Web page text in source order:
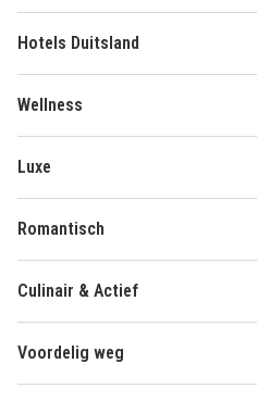
Hotels Duitsland
Wellness
Luxe
Romantisch
Culinair & Actief
Voordelig weg